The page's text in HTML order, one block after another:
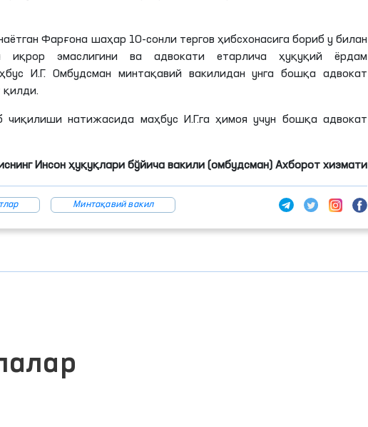
Фарғона шаҳар 10-сонли тергов ҳибсхонасига бориб у билан
иқрор эмаслигини ва адвокати етарлича ҳуқуқий ёрдам
И.Г. Омбудсман минтақавий вакилидан унга бошқа адвокат
чиқилиши натижасида маҳбус И.Г.га ҳимоя учун бошқа адвокат
Инсон ҳуқуқлари бўйича вакили (омбудсман) Ахборот хизмати
Минтақавий вакил